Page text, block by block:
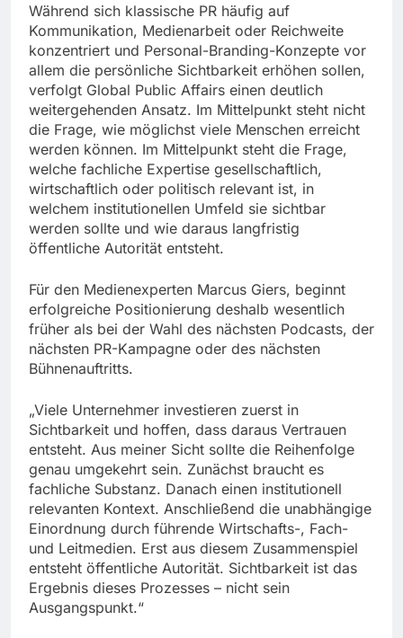
Während sich klassische PR häufig auf
Kommunikation, Medienarbeit oder Reichweite
konzentriert und Personal-Branding-Konzepte vor
allem die persönliche Sichtbarkeit erhöhen sollen,
verfolgt Global Public Affairs einen deutlich
weitergehenden Ansatz. Im Mittelpunkt steht nicht
die Frage, wie möglichst viele Menschen erreicht
werden können. Im Mittelpunkt steht die Frage,
welche fachliche Expertise gesellschaftlich,
wirtschaftlich oder politisch relevant ist, in
welchem institutionellen Umfeld sie sichtbar
werden sollte und wie daraus langfristig
öffentliche Autorität entsteht.
Für den Medienexperten Marcus Giers, beginnt
erfolgreiche Positionierung deshalb wesentlich
früher als bei der Wahl des nächsten Podcasts, der
nächsten PR-Kampagne oder des nächsten
Bühnenauftritts.
„Viele Unternehmer investieren zuerst in
Sichtbarkeit und hoffen, dass daraus Vertrauen
entsteht. Aus meiner Sicht sollte die Reihenfolge
genau umgekehrt sein. Zunächst braucht es
fachliche Substanz. Danach einen institutionell
relevanten Kontext. Anschließend die unabhängige
Einordnung durch führende Wirtschafts-, Fach-
und Leitmedien. Erst aus diesem Zusammenspiel
entsteht öffentliche Autorität. Sichtbarkeit ist das
Ergebnis dieses Prozesses – nicht sein
Ausgangspunkt.“